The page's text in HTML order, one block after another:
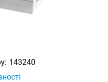
143240